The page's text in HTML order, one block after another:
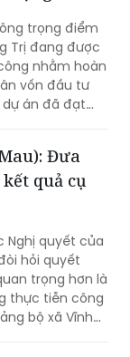
trọng điểm
Trị đang được
nhằm hoàn
vốn đầu tư
án đã đạt
là "nút thắt"
đảm tiến độ
Đưa
quả cụ
Nghị quyết của
hỏi quyết
trọng hơn là
thực tiễn công
bộ xã Vĩnh